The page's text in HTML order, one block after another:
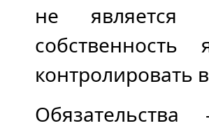
не является
контролировать